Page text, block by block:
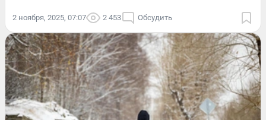
2 ноября, 2025, 07:07 2 453 Обсудить